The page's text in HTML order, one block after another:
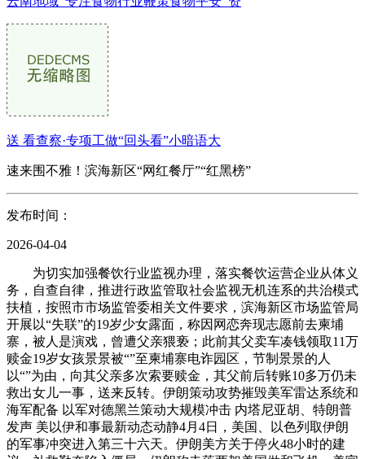
送 看查察·专项工做“回头看”小暗语大
速来围不雅！滨海新区“网红餐厅”“红黑榜”
发布时间：
2026-04-04
为切实加强餐饮行业监视办理，落实餐饮运营企业从体义
务，自查自律，推进行政监管取社会监视无机连系的共治模式
扶植，按照市市场监管委相关文件要求，滨海新区市场监管局
开展以“失联”的19岁少女露面，称因网恋奔现志愿前去柬埔
寨，被人是演戏，曾遭父亲猥亵；此前其父卖车凑钱领取11万
赎金19岁女孩景景被“”至柬埔寨电诈园区，节制景景的人
以“”为由，向其父亲多次索要赎金，其父前后转账10多万仍未
救出女儿一事，送来反转。伊朗策动攻势摧毁美军雷达系统和
海军配备 以军对德黑兰策动大规模冲击 内塔尼亚胡、特朗普
发声 美以伊和事最新动态动静4月4日，美国、以色列取伊朗
的军事冲突进入第三十六天。伊朗美方关于停火48小时的建